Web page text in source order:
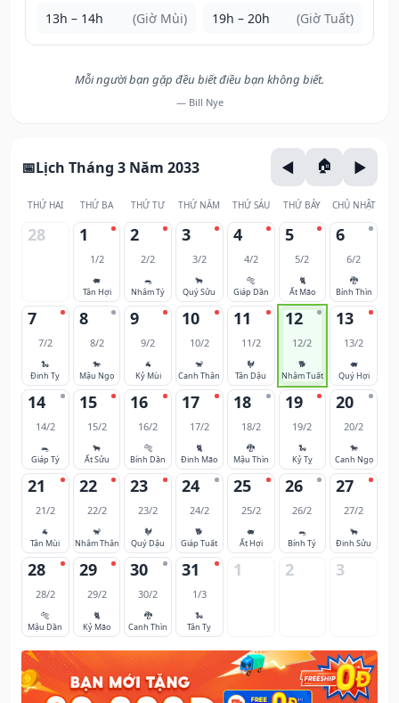
13h – 14h (Giờ Mùi) 19h – 20h (Giờ Tuất)
Mỗi người bạn gặp đều biết điều bạn không biết.
— Bill Nye
Lịch Tháng 3 Năm 2033
THỨ HAI THỨ BA THỨ TƯ THỨ NĂM THỨ SÁU THỨ BẢY CHỦ NHẬT
28 1
1/2
🐖
Tân Hợi
2
2/2
🐀
Nhâm Tý
3
3/2
🐂
Quý Sửu
4
4/2
🐅
Giáp Dần
5
5/2
🐈
Ất Mão
6
6/2
🐉
Bính Thìn
7
7/2
🐍
Đinh Tỵ
8
8/2
🐎
Mậu Ngọ
9
9/2
🐐
Kỷ Mùi
10
10/2
🐒
Canh Thân
11
11/2
🐓
Tân Dậu
12
12/2
🐕
Nhâm Tuất
13
13/2
🐖
Quý Hợi
14
14/2
🐀
Giáp Tý
15
15/2
🐂
Ất Sửu
16
16/2
🐅
Bính Dần
17
17/2
🐈
Đinh Mão
18
18/2
🐉
Mậu Thìn
19
19/2
🐍
Kỷ Tỵ
20
20/2
🐎
Canh Ngọ
21
21/2
🐐
Tân Mùi
22
22/2
🐒
Nhâm Thân
23
23/2
🐓
Quý Dậu
24
24/2
🐕
Giáp Tuất
25
25/2
🐖
Ất Hợi
26
26/2
🐀
Bính Tý
27
27/2
🐂
Đinh Sửu
28
28/2
🐅
Mậu Dần
29
29/2
🐈
Kỷ Mão
30
30/2
🐉
Canh Thìn
31
1/3
🐍
Tân Tỵ
1 2 3